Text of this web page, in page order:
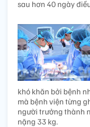
sau hơn 40 ngày
khó khăn bởi bệnh
mà bệnh viện từng
người trưởng thành
nặng 33 kg.